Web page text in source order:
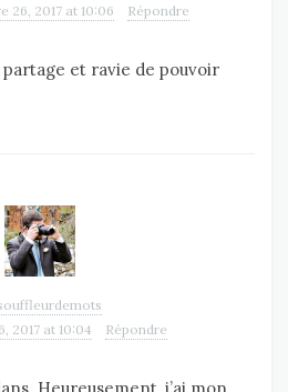
26, 2017 at 10:06 Répondre
partage et ravie de pouvoir
2017 at 10:04
Répondre
Heureusement, j’ai mon